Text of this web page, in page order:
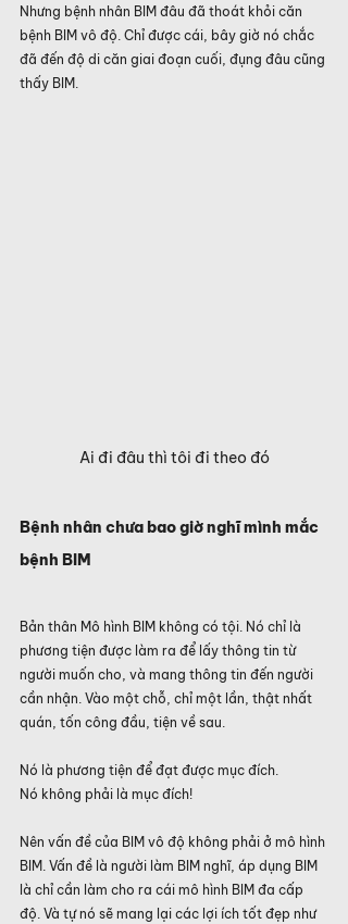
Nhưng bệnh nhân BIM đâu đã thoát khỏi căn
bệnh BIM vô độ. Chỉ được cái, bây giờ nó chắc
đã đến độ di căn giai đoạn cuối, đụng đâu cũng
thấy BIM.
Ai đi đâu thì tôi đi theo đó
Bệnh nhân chưa bao giờ nghĩ mình mắc
bệnh BIM
Bản thân Mô hình BIM không có tội. Nó chỉ là
phương tiện được làm ra để lấy thông tin từ
người muốn cho, và mang thông tin đến người
cần nhận. Vào một chỗ, chỉ một lần, thật nhất
quán, tốn công đầu, tiện về sau.
Nó là phương tiện để đạt được mục đích.
Nó không phải là mục đích!
Nên vấn đề của BIM vô độ không phải ở mô hình
BIM. Vấn đề là người làm BIM nghĩ, áp dụng BIM
là chỉ cần làm cho ra cái mô hình BIM đa cấp
độ. Và tự nó sẽ mang lại các lợi ích tốt đẹp như